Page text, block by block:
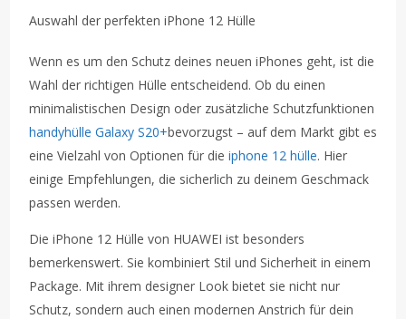
Auswahl der perfekten iPhone 12 Hülle
Wenn es um den Schutz deines neuen iPhones geht, ist die
Wahl der richtigen Hülle entscheidend. Ob du einen
minimalistischen Design oder zusätzliche Schutzfunktionen
handyhülle Galaxy S20+bevorzugst – auf dem Markt gibt es
eine Vielzahl von Optionen für die iphone 12 hülle. Hier
einige Empfehlungen, die sicherlich zu deinem Geschmack
passen werden.
Die iPhone 12 Hülle von HUAWEI ist besonders
bemerkenswert. Sie kombiniert Stil und Sicherheit in einem
Package. Mit ihrem designer Look bietet sie nicht nur
Schutz, sondern auch einen modernen Anstrich für dein